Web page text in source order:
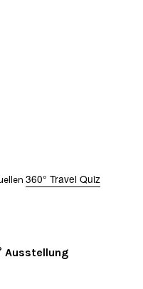
360° Travel Quiz
Ausstellung